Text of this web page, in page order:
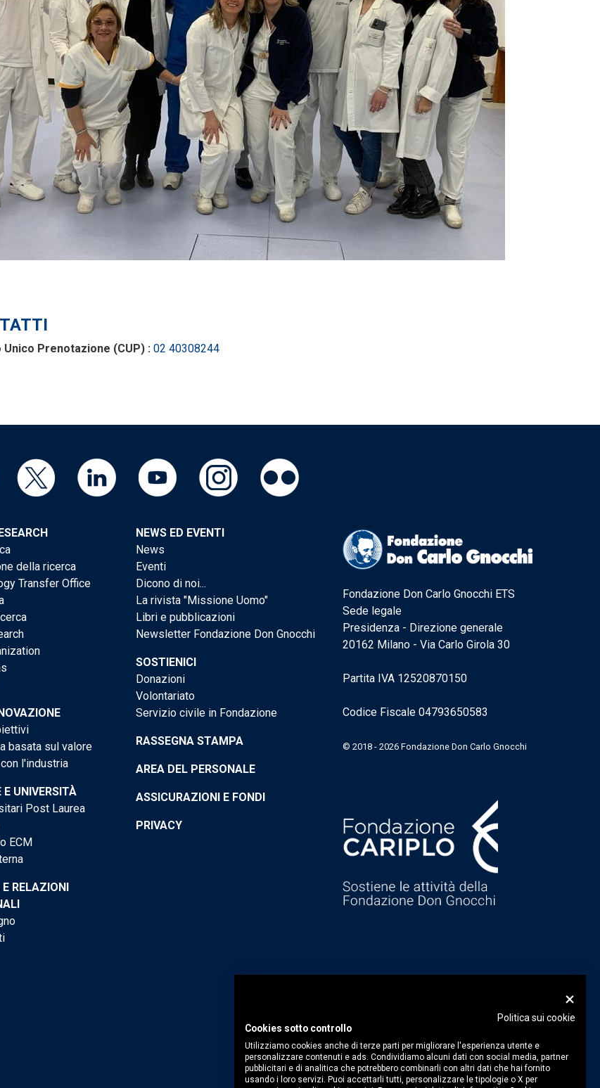
Unico Prenotazione (CUP) : 02 40308244
della ricerca
Transfer Office
basata sul valore
l'industria
E UNIVERSITÀ
Post Laurea
ECM
RELAZIONI
NEWS ED EVENTI
News
Eventi
Dicono di noi...
La rivista "Missione Uomo"
Libri e pubblicazioni
Newsletter Fondazione Don Gnocchi
SOSTIENICI
Donazioni
Volontariato
Servizio civile in Fondazione
RASSEGNA STAMPA
AREA DEL PERSONALE
ASSICURAZIONI E FONDI
PRIVACY
Fondazione Don Carlo Gnocchi ETS
Sede legale
Presidenza - Direzione generale
20162 Milano - Via Carlo Girola 30
Partita IVA 12520870150
Codice Fiscale 04793650583
© 2018 - 2026 Fondazione Don Carlo Gnocchi
Politica sui cookie
Cookies sotto controllo
Utilizziamo cookies anche di terze parti per migliorare l'esperienza utente e
personalizzare contenuti e ads. Condividiamo alcuni dati con social media, partner
pubblicitari e di analitica che potrebbero combinarli con altri dati che hai fornito
usando i loro servizi. Puoi accettarli tutti, personalizzare le tipologie o X per